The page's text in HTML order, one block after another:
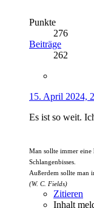
Punkte
276
Beiträge
262
15. April 2024,
Es ist so weit.
Man sollte immer eine
Schlangenbisses.
Außerdem sollte man
(W. C. Fields)
Zitieren
Inhalt